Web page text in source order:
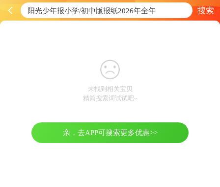
搜索
未找到相关宝贝
精简搜索词试试吧~
亲，去APP可搜索更多优惠>>